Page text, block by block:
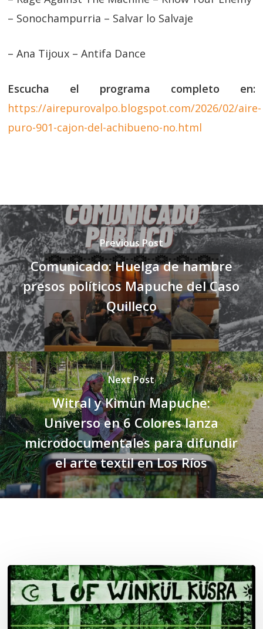
– Sonochampurria – Salvar lo Salvaje
– Ana Tijoux – Antifa Dance
Escucha el programa completo en:
https://airepurovalpo.blogspot.com/2026/02/aire-
puro-901-cajon-del-achibueno-no.html
Previous Post
Comunicado: Huelga de hambre
presos políticos Mapuche del Caso
Quilleco
Next Post
Witral y Kimün Mapuche:
Universo en 6 Colores lanza
microdocumentales para difundir
el arte textil en Los Ríos
Lof
Winkül
Küsra